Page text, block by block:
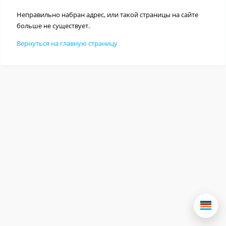
Неправильно набран адрес, или такой страницы на сайте
больше не существует.
Вернуться на главную страницу